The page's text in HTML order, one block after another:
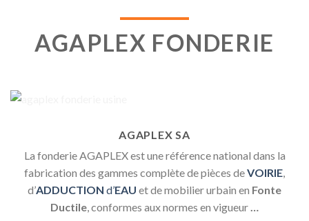
AGAPLEX FONDERIE
AGAPLEX SA
La fonderie AGAPLEX est une référence national dans la
fabrication des gammes complète de pièces deVOIRIE,
d’ADDUCTION d’EAU et de mobilier urbain en Fonte
Ductile, conformes aux normes en vigueur…